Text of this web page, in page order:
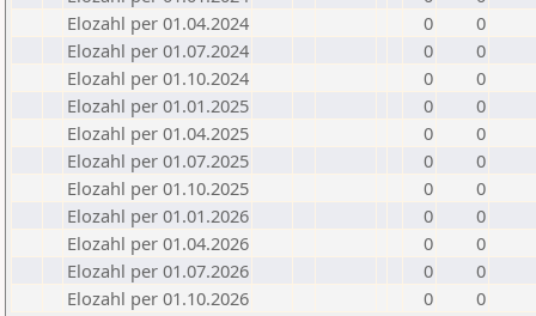
Elozahl per 01.04.2024
0
0
Elozahl per 01.07.2024
0
0
Elozahl per 01.10.2024
0
0
Elozahl per 01.01.2025
0
0
Elozahl per 01.04.2025
0
0
Elozahl per 01.07.2025
0
0
Elozahl per 01.10.2025
0
0
Elozahl per 01.01.2026
0
0
Elozahl per 01.04.2026
0
0
Elozahl per 01.07.2026
0
0
Elozahl per 01.10.2026
0 0